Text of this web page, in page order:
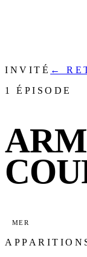
INVITÉ ←
1 ÉPISODE
MER